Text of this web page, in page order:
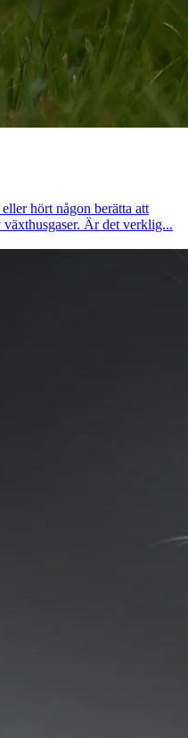
hört någon berätta att
växthusgaser. Är det verklig...